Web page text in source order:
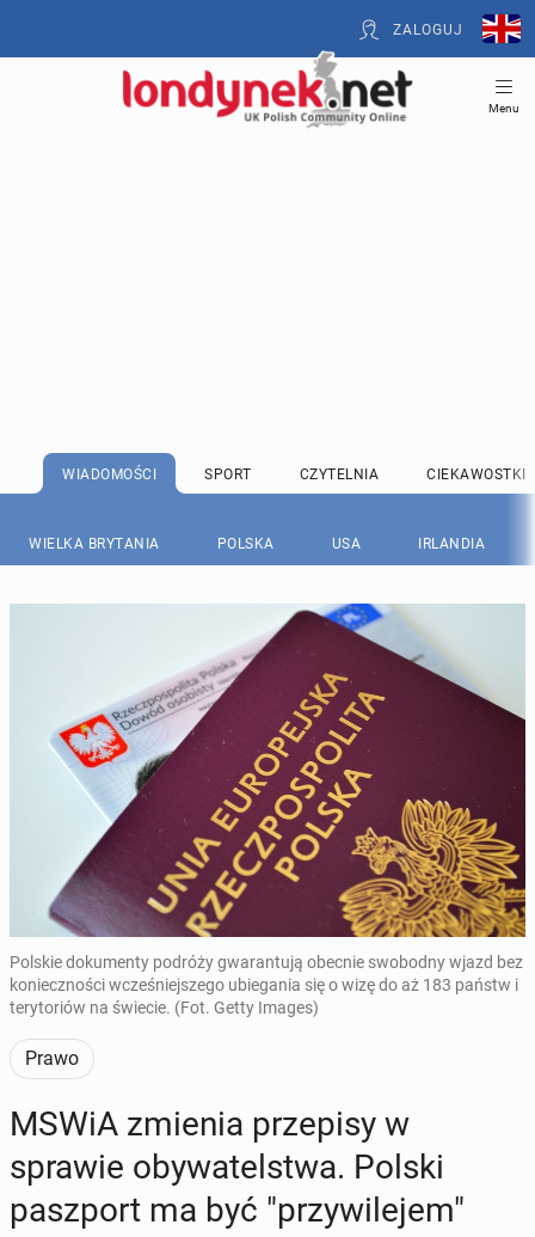
ZALOGUJ
Menu
WIADOMOŚCI SPORT CZYTELNIA CIEKAWOSTKI
WIELKA BRYTANIA POLSKA USA IRLANDIA
Polskie dokumenty podróży gwarantują obecnie swobodny wjazd bez
konieczności wcześniejszego ubiegania się o wizę do aż 183 państw i
terytoriów na świecie. (Fot. Getty Images)
Prawo
MSWiA zmienia prze­pi­sy w
sprawie oby­wa­tel­stwa. Polski
pasz­port ma być "przy­wi­le­jem"